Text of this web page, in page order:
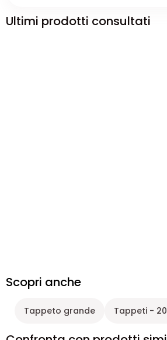
Ultimi prodotti consultati
Scopri anche
Tappeto grande Tappeti -